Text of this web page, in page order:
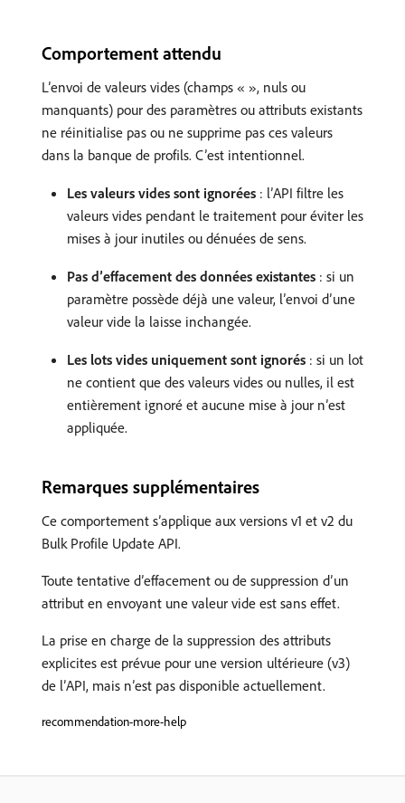
Comportement attendu
L’envoi de valeurs vides (champs « », nuls ou
manquants) pour des paramètres ou attributs existants
ne réinitialise pas ou ne supprime pas ces valeurs
dans la banque de profils. C’est intentionnel.
Les valeurs vides sont ignorées : l’API filtre les
valeurs vides pendant le traitement pour éviter les
mises à jour inutiles ou dénuées de sens.
Pas d’effacement des données existantes : si un
paramètre possède déjà une valeur, l’envoi d’une
valeur vide la laisse inchangée.
Les lots vides uniquement sont ignorés : si un lot
ne contient que des valeurs vides ou nulles, il est
entièrement ignoré et aucune mise à jour n’est
appliquée.
Remarques supplémentaires
Ce comportement s’applique aux versions v1 et v2 du
Bulk Profile Update API.
Toute tentative d’effacement ou de suppression d’un
attribut en envoyant une valeur vide est sans effet.
La prise en charge de la suppression des attributs
explicites est prévue pour une version ultérieure (v3)
de l’API, mais n’est pas disponible actuellement.
recommendation-more-help